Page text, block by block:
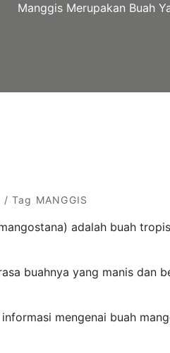
Manggis Merupakan Buah
/ Tag MANGGIS
adalah buah
buahnya yang manis dan
mengenai buah